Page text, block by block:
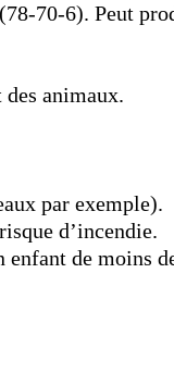
70-6). Peut
animaux.
par exemple).
d’incendie.
de moins